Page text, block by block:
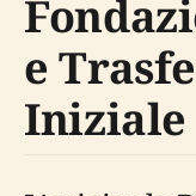
e
Iniziale